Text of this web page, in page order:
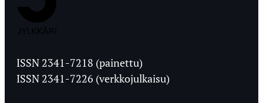
Ylioppilaslehti
ISSN 2341-7218 (painettu)
ISSN 2341-7226 (verkkojulkaisu)